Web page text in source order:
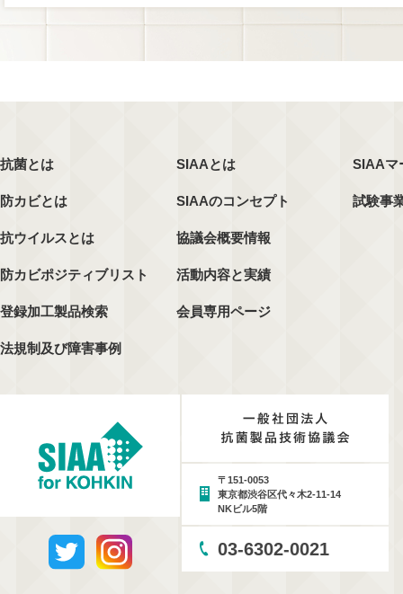
抗菌とは
防カビとは
抗ウイルスとは
防カビポジティブリスト
登録加工製品検索
法規制及び障害事例
SIAAとは
SIAAのコンセプト
協議会概要情報
活動内容と実績
会員専用ページ
SIAAマ
試験事
〒151-0053
東京都渋谷区代々木2-11-14
NKビル5階
03-6302-0021